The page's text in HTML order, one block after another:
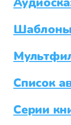
Шаблоны
Список
Серии